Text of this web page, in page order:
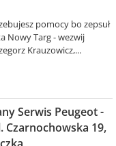
pomocy bo zepsuł
Nowy Targ - wezwij
Krauzowicz,...
Serwis Peugeot -
Czarnochowska 19,